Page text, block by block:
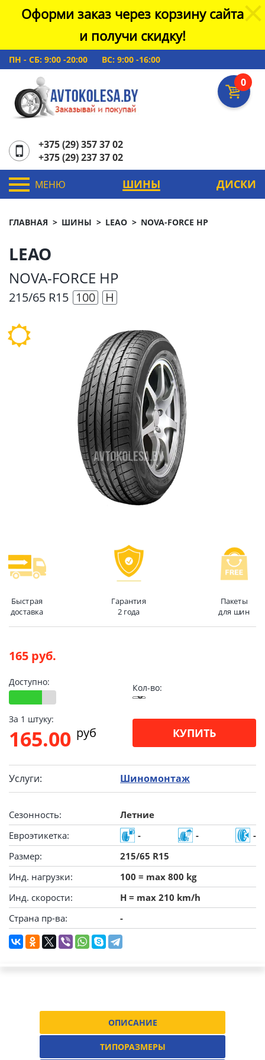
Оформи заказ через корзину сайта
и получи скидку!
ПН - СБ: 9:00 -20:00 ВС: 9:00 -16:00
0
+375 (29) 357 37 02
+375 (29) 237 37 02
МЕНЮ ШИНЫ ДИСКИ
ГЛАВНАЯ ШИНЫ LEAO NOVA-FORCE HP
LEAO
NOVA-FORCE HP
215/65 R15 100 H
Быстрая
доставка
Гарантия
2 года
Пакеты
для шин
165 руб.
Доступно:
Кол-во:
За 1 штуку:
165.00 pуб КУПИТЬ
Услуги: Шиномонтаж
Сезонность:
Летние
Евроэтикетка:
- -
-
Размер:
215/65 R15
Инд. нагрузки:
100 = max 800 kg
Инд. скорости:
H = max 210 km/h
Страна пр-ва:
-
ОПИСАНИЕ
ТИПОРАЗМЕРЫ